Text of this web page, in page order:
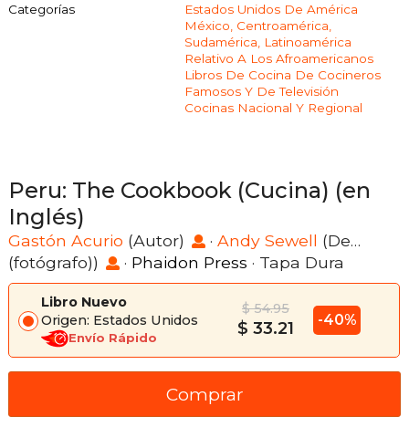
Categorías
Estados Unidos De América
México, Centroamérica,
Sudamérica, Latinoamérica
Relativo A Los Afroamericanos
Libros De Cocina De Cocineros
Famosos Y De Televisión
Cocinas Nacional Y Regional
Peru: The Cookbook (Cucina) (en
Inglés)
Gastón Acurio (Autor) · Andy Sewell (De…
(fotógrafo))
· Phaidon Press · Tapa Dura
Libro Nuevo
Origen: Estados Unidos
Envío Rápido
$ 54.95
$ 33.21 -40%
Comprar